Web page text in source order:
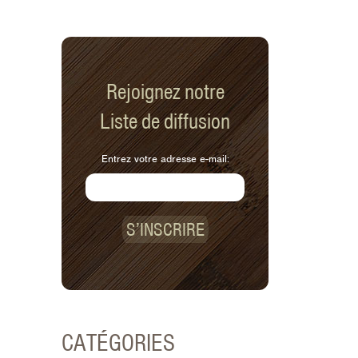
Rejoignez notre
Liste de diffusion
Entrez votre adresse e-mail:
S’INSCRIRE
CATÉGORIES